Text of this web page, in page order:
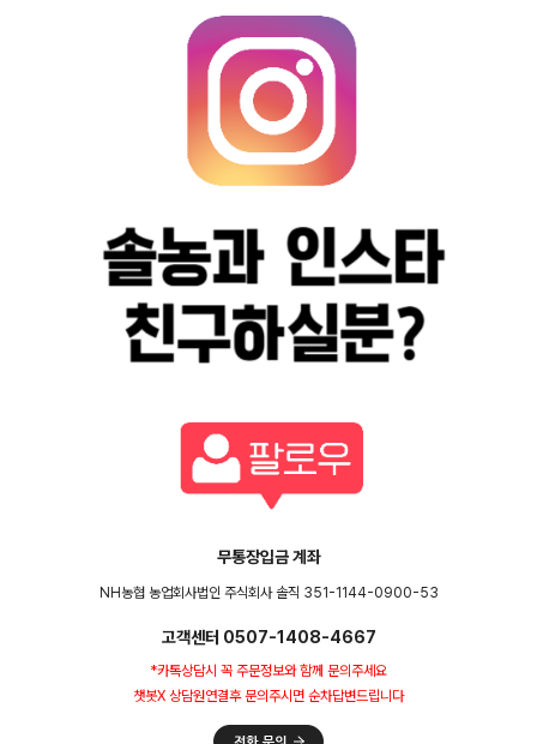
무통장입금 계좌
NH농협 농업회사법인 주식회사 솔직 351-1144-0900-53
고객센터 0507-1408-4667
*카톡상담시 꼭 주문정보와 함께 문의주세요
챗봇X 상담원연결후 문의주시면 순차답변드립니다